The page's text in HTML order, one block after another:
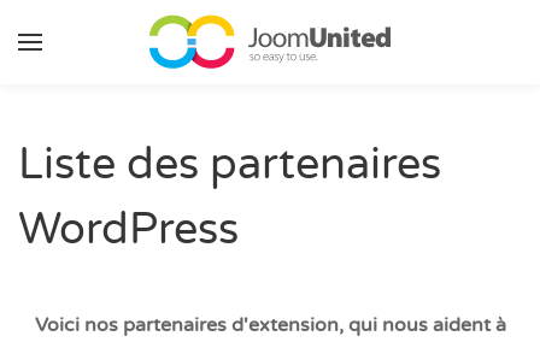
Aller au contenu principal
Liste des partenaires
WordPress
Voici nos partenaires d'extension, qui nous aident à